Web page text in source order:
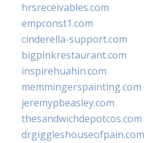
hrsreceivables.com
empconst1.com
cinderella-support.com
bigpinkrestaurant.com
inspirehuahin.com
memmingerspainting.com
jeremypbeasley.com
thesandwichdepotcos.com
drgiggleshouseofpain.com